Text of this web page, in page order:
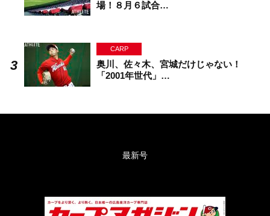
場！８月６試合…
CARP
奥川、佐々木、宮城だけじゃない！
「2001年世代」…
最新号